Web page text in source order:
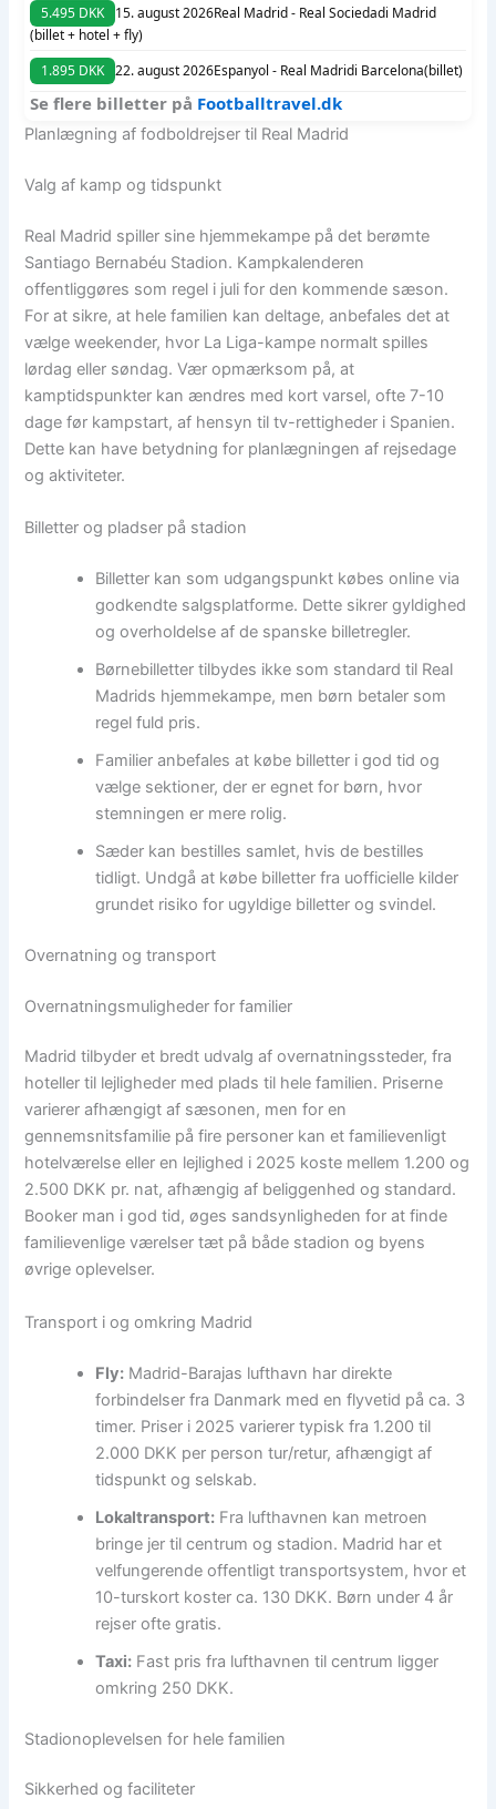
5.495 DKK
15. august 2026Real Madrid - Real Sociedadi Madrid
(billet + hotel + fly)
1.895 DKK 22. august 2026Espanyol - Real Madridi Barcelona(billet)
Se flere billetter på Footballtravel.dk
Planlægning af fodboldrejser til Real Madrid
Valg af kamp og tidspunkt
Real Madrid spiller sine hjemmekampe på det berømte
Santiago Bernabéu Stadion. Kampkalenderen
offentliggøres som regel i juli for den kommende sæson.
For at sikre, at hele familien kan deltage, anbefales det at
vælge weekender, hvor La Liga-kampe normalt spilles
lørdag eller søndag. Vær opmærksom på, at
kamptidspunkter kan ændres med kort varsel, ofte 7-10
dage før kampstart, af hensyn til tv-rettigheder i Spanien.
Dette kan have betydning for planlægningen af rejsedage
og aktiviteter.
Billetter og pladser på stadion
Billetter kan som udgangspunkt købes online via
godkendte salgsplatforme. Dette sikrer gyldighed
og overholdelse af de spanske billetregler.
Børnebilletter tilbydes ikke som standard til Real
Madrids hjemmekampe, men børn betaler som
regel fuld pris.
Familier anbefales at købe billetter i god tid og
vælge sektioner, der er egnet for børn, hvor
stemningen er mere rolig.
Sæder kan bestilles samlet, hvis de bestilles
tidligt. Undgå at købe billetter fra uofficielle kilder
grundet risiko for ugyldige billetter og svindel.
Overnatning og transport
Overnatningsmuligheder for familier
Madrid tilbyder et bredt udvalg af overnatningssteder, fra
hoteller til lejligheder med plads til hele familien. Priserne
varierer afhængigt af sæsonen, men for en
gennemsnitsfamilie på fire personer kan et familievenligt
hotelværelse eller en lejlighed i 2025 koste mellem 1.200 og
2.500 DKK pr. nat, afhængig af beliggenhed og standard.
Booker man i god tid, øges sandsynligheden for at finde
familievenlige værelser tæt på både stadion og byens
øvrige oplevelser.
Transport i og omkring Madrid
Fly: Madrid-Barajas lufthavn har direkte
forbindelser fra Danmark med en flyvetid på ca. 3
timer. Priser i 2025 varierer typisk fra 1.200 til
2.000 DKK per person tur/retur, afhængigt af
tidspunkt og selskab.
Lokaltransport: Fra lufthavnen kan metroen
bringe jer til centrum og stadion. Madrid har et
velfungerende offentligt transportsystem, hvor et
10-turskort koster ca. 130 DKK. Børn under 4 år
rejser ofte gratis.
Taxi: Fast pris fra lufthavnen til centrum ligger
omkring 250 DKK.
Stadionoplevelsen for hele familien
Sikkerhed og faciliteter